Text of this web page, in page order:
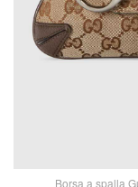
Borsa a spalla